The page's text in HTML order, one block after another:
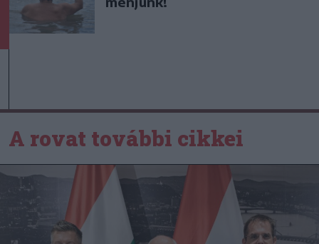
A rovat további cikkei